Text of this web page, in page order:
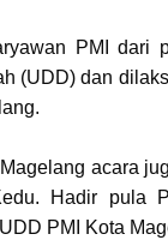
PMI dari
(UDD) dan
acara
Hadir pula
PMI Kota